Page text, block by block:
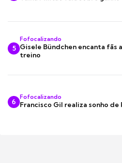
5
Fofocalizando
Gisele Bündchen encanta fãs
treino
6
Fofocalizando
Francisco Gil realiza sonho